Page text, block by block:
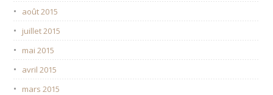
août 2015
juillet 2015
mai 2015
avril 2015
mars 2015